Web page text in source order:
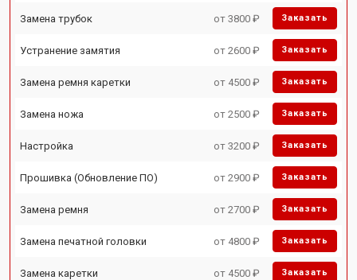
Замена трубок от 3800 ₽ Заказать
Устранение замятия от 2600 ₽ Заказать
Замена ремня каретки от 4500 ₽ Заказать
Замена ножа от 2500 ₽ Заказать
Настройка от 3200 ₽ Заказать
Прошивка (Обновление ПО) от 2900 ₽ Заказать
Замена ремня от 2700 ₽ Заказать
Замена печатной головки от 4800 ₽ Заказать
Замена каретки от 4500 ₽ Заказать